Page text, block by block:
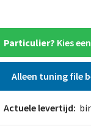
Particulier? Kies
Alleen tuning file
Actuele levertijd: